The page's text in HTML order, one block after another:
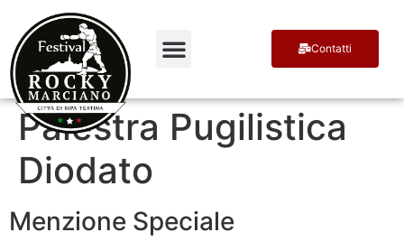
Contatti
Palestra Pugilistica
Diodato
Menzione Speciale